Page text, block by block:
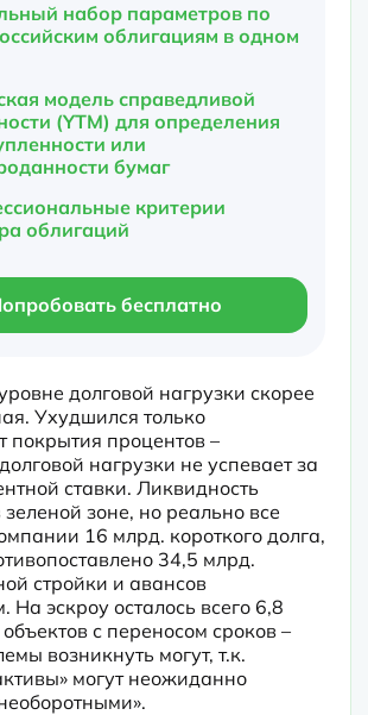
набор параметров по
облигациям в одном
модель справедливой
(YTM) для определения
или
бумаг
критерии
облигаций
бесплатно
долговой нагрузки скорее
Ухудшился только
покрытия процентов –
нагрузки не успевает за
ставки. Ликвидность
зоне, но реально все
16 млрд. короткого долга,
34,5 млрд.
стройки и авансов
На эскроу осталось всего 6,8
с переносом сроков –
возникнуть могут, т.к.
могут неожиданно